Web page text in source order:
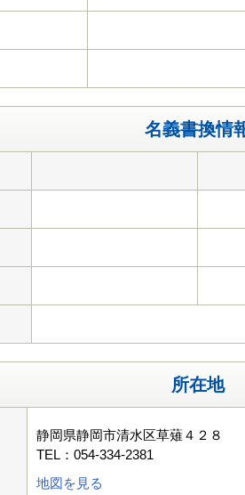
名義書換情
所在地
静岡県静岡市清水区草薙４２８
TEL：054-334-2381
地図を見る